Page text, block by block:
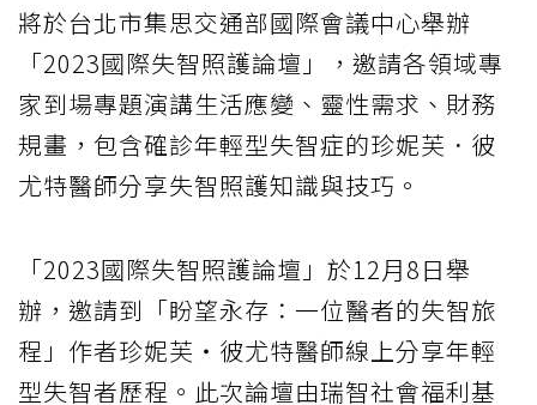
將於台北市集思交通部國際會議中心舉辦
「2023國際失智照護論壇」，邀請各領域專
家到場專題演講生活應變、靈性需求、財務
規畫，包含確診年輕型失智症的珍妮芙．彼
尤特醫師分享失智照護知識與技巧。
「2023國際失智照護論壇」於12月8日舉
辦，邀請到「盼望永存：一位醫者的失智旅
程」作者珍妮芙‧彼尤特醫師線上分享年輕
型失智者歷程。此次論壇由瑞智社會福利基